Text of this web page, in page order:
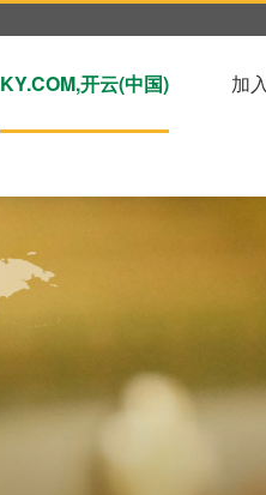
KY.COM,开云(中国) 加